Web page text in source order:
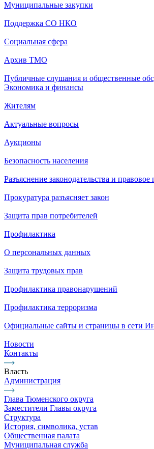
Муниципальные закупки
Поддержка СО НКО
Социальная сфера
Архив ТМО
Публичные слушания и общественные
Экономика и финансы
Жителям
Актуальные вопросы
Аукционы
Безопасность населения
Разъяснение законодательства и
Прокуратура разъясняет закон
Защита прав потребителей
Профилактика
О персональных данных
Защита трудовых прав
Профилактика правонарушений
Профилактика терроризма
Официальные сайты и страницы в сети
Новости
Контакты
Власть
Администрация
Глава Тюменского округа
Заместители Главы округа
Структура
История, символика, устав
Общественная палата
Муниципальная служба